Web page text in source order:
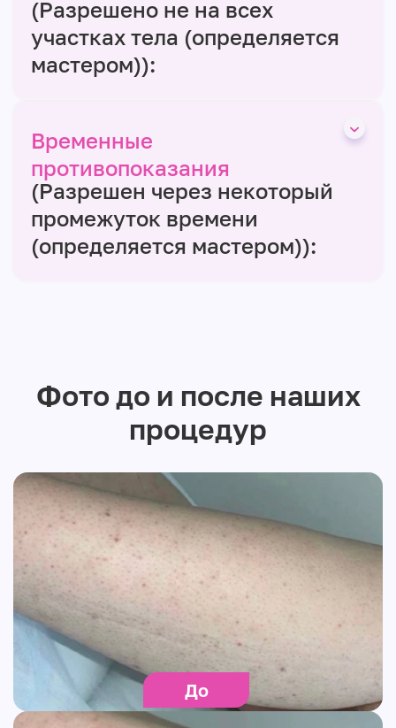
(Разрешено не на всех
участках тела (определяется
мастером)):
Временные
противопоказания
(Разрешен через некоторый
промежуток времени
(определяется мастером)):
Фото до и после наших
процедур
До